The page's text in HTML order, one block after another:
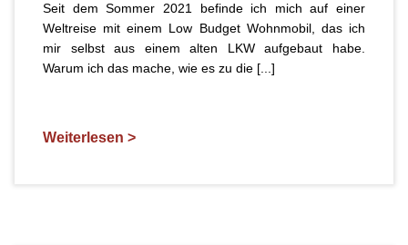
Seit dem Sommer 2021 befinde ich mich auf einer
Weltreise mit einem Low Budget Wohnmobil, das ich
mir selbst aus einem alten LKW aufgebaut habe.
Warum ich das mache, wie es zu die [...]
Weiterlesen >